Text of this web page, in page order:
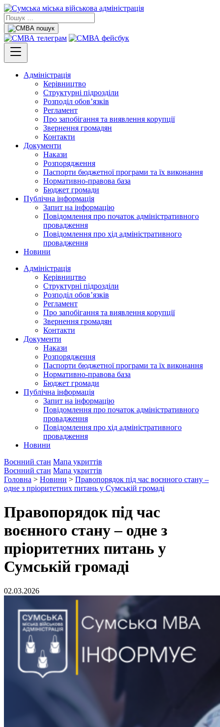
Адміністрація
Керівництво
Структурні підрозділи
Розподіл обов’язків
Регламент
Про запобігання та виявлення корупції
Звернення громадян
Контакти
Документи
Накази
Розпорядження
Паспорти бюджетної програми та їх виконання
Нормативно-правова база
Бюджет громади
Публічна інформація
Запит на інформацію
Повідомлення про початок адміністративного
провадження
Повідомлення про хід адміністративного
провадження
Новини
Адміністрація
Керівництво
Структурні підрозділи
Розподіл обов’язків
Регламент
Про запобігання та виявлення корупції
Звернення громадян
Контакти
Документи
Накази
Розпорядження
Паспорти бюджетної програми та їх виконання
Нормативно-правова база
Бюджет громади
Публічна інформація
Запит на інформацію
Повідомлення про початок адміністративного
провадження
Повідомлення про хід адміністративного
провадження
Новини
Воєнний стан Мапа укриттів
Воєнний стан Мапа укриттів
Головна > Новини > Правопорядок під час воєнного стану –
одне з пріоритетних питань у Сумській громаді
Правопорядок під час
воєнного стану – одне з
пріоритетних питань у
Сумській громаді
02.03.2026